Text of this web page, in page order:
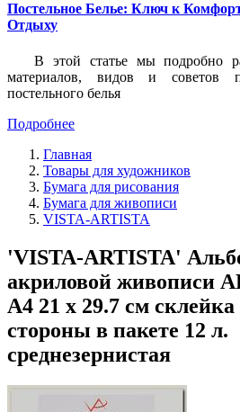
Постельное Белье: Ключ к
Отдыху
В этой статье мы подробно
материалов, видов и советов
постельного белья
Подробнее
Главная
Товары для художников
Бумага для рисования
Бумага для живописи
VISTA-ARTISTA
'VISTA-ARTISTA'
акриловой живописи
A4 21 х 29.7 см склейка
стороны в пакете 12 л.
среднезернистая